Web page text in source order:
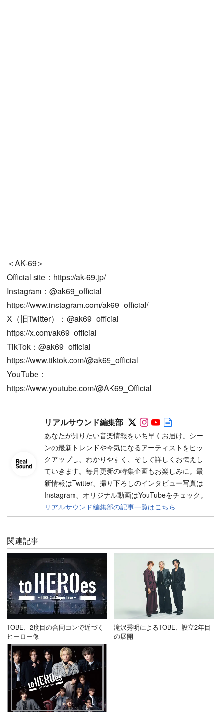
＜AK-69＞
Official site：https://ak-69.jp/
Instagram：@ak69_official
https://www.instagram.com/ak69_official/
X（旧Twitter）：@ak69_official
https://x.com/ak69_official
TikTok：@ak69_official
https://www.tiktok.com/@ak69_official
YouTube：
https://www.youtube.com/@AK69_Official
リアルサウンド編集部 Follow on SNS
Follow on SNS
Follow on
あなたが知りたい音楽情報をいち早くお届け。シー
ンの最新トレンドや今気になるアーティストをピッ
クアップし、わかりやすく、そして詳しくお伝えし
ていきます。毎月更新の特集企画もお楽しみに。最
新情報はTwitter、撮り下ろしのインタビュー写真は
Instagram、オリジナル動画はYouTubeをチェック。
リアルサウンド編集部の記事一覧はこちら
関連記事
TOBE、2度目の合同コンで近づく
ヒーロー像
滝沢秀明によるTOBE、設立2年目
の展開